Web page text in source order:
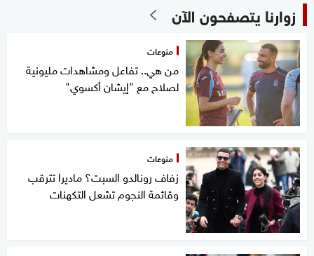
زوارنا يتصفحون الآن
منوعات
من هي.. تفاعل ومشاهدات مليونية
لصلاح مع "إيشان أكسوي"
منوعات
زفاف رونالدو السبت؟ ماديرا تترقب
وقائمة النجوم تشعل التكهنات